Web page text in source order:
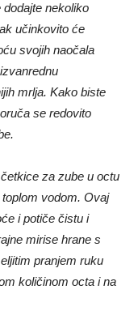
nekoliko
učinkovito će
svojih naočala
mrlja. Kako biste
se redovito
za zube u octu
vodom. Ovaj
i potiče čistu i
mirise hrane s
pranjem ruku
količinom octa i na